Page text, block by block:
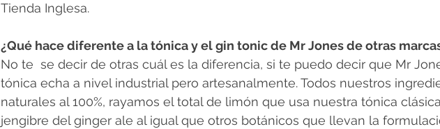
Tienda Inglesa.
¿Qué hace diferente a la tónica y el gin tonic de Mr Jones de otras
No te  se decir de otras cuál es la diferencia, si te puedo decir que Mr
tónica echa a nivel industrial pero artesanalmente. Todos nuestros
naturales al 100%, rayamos el total de limón que usa nuestra tónica
jengibre del ginger ale al igual que otros botánicos que llevan la